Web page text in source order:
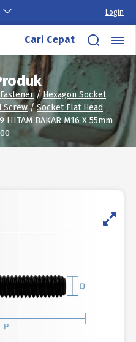
Login
Cari Cepat
Fastener/Hexagon Socket
Screw/Socket Flat Head
HITAM BAKAR M16 X 55mm